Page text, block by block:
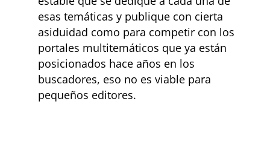
esas temáticas y publique con cierta
asiduidad como para competir con los
portales multitemáticos que ya están
posicionados hace años en los
buscadores, eso no es viable para
pequeños editores.